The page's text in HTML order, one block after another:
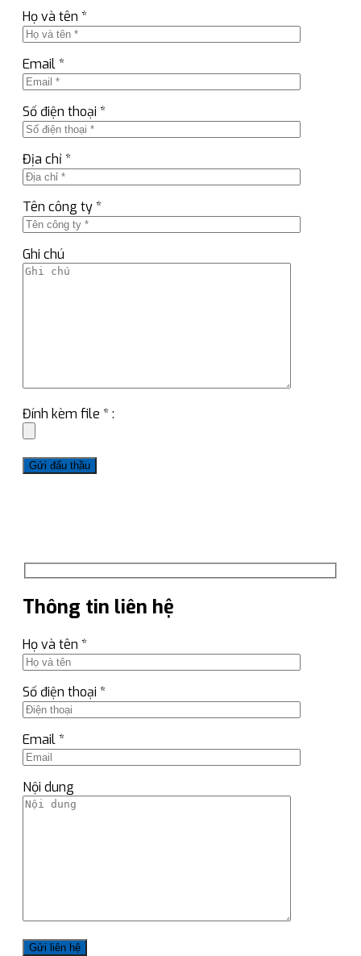
Họ và tên *
Email *
Số điện thoại *
Địa chỉ *
Tên công ty *
Ghi chú
Đính kèm file * :
Thông tin liên hệ
Họ và tên *
Số điện thoại *
Email *
Nội dung